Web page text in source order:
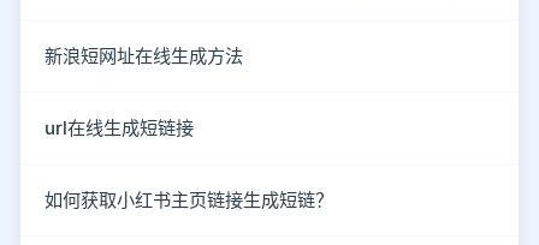
新浪短网址在线生成方法
url在线生成短链接
如何获取小红书主页链接生成短链？